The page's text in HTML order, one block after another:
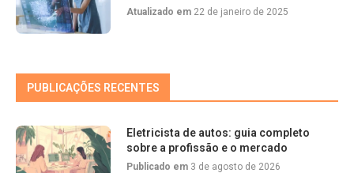
Atualizado em 22 de janeiro de 2025
PUBLICAÇÕES RECENTES
Eletricista de autos: guia completo
sobre a profissão e o mercado
Publicado em 3 de agosto de 2026